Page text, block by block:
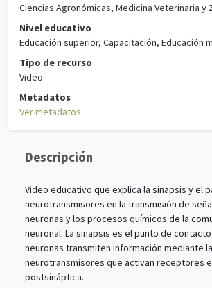
Ciencias Agronómicas, Medicina Veterinaria y
Nivel educativo
Educación superior, Capacitación, Educación
Tipo de recurso
Video
Metadatos
Ver metadatos
Descripción
Video educativo que explica la sinapsis y el
neurotransmisores en la transmisión de
neuronas y los procesos químicos de la
neuronal. La sinapsis es el punto de
neuronas transmiten información mediante
neurotransmisores que activan receptores
postsináptica.